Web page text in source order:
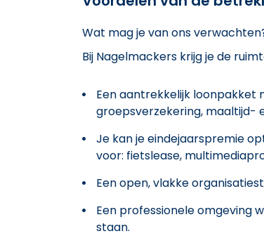
Wat mag je van ons
Bij Nagelmackers krijg je de
Een aantrekkelijk
groepsverzekering, maaltijd-
Je kan je eindejaarspremie
voor: fietslease,
Een open, vlakke
Een professionele omgeving
staan.